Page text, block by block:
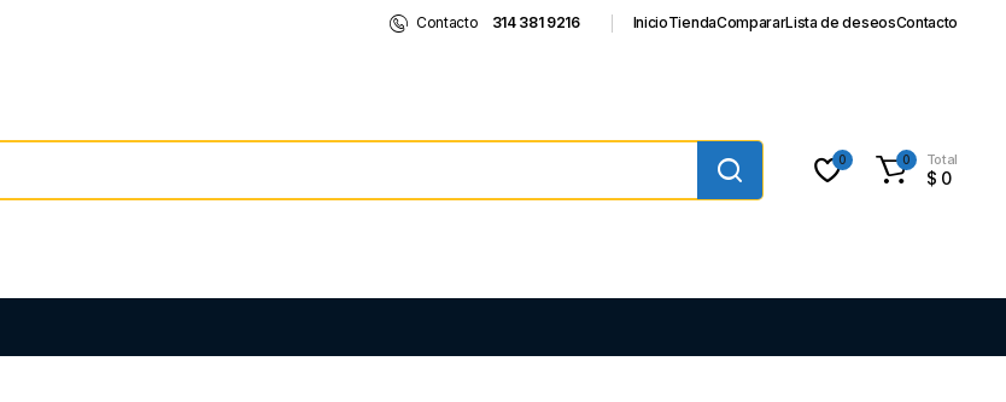
Contacto 314 381 9216 InicioTiendaCompararLista de deseosContacto
0 0 Total
$ 0